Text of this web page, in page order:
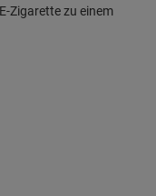
Zigarette zu einem